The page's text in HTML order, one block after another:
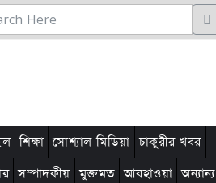
শিক্ষা সোশ্যাল মিডিয়া চাকুরীর খবর
সম্পাদকীয় মুক্তমত আবহাওয়া অন্যান্য